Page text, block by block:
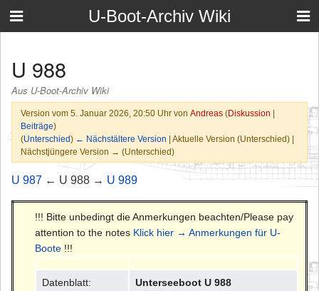
U-Boot-Archiv Wiki
U 988
Aus U-Boot-Archiv Wiki
Version vom 5. Januar 2026, 20:50 Uhr von Andreas (Diskussion |
Beiträge)
(Unterschied) ← Nächstältere Version | Aktuelle Version (Unterschied) |
Nächstjüngere Version → (Unterschied)
U 987 ← U 988 → U 989
!!! Bitte unbedingt die Anmerkungen beachten/Please pay
attention to the notes Klick hier → Anmerkungen für U-
Boote !!!
Datenblatt: Unterseeboot U 988